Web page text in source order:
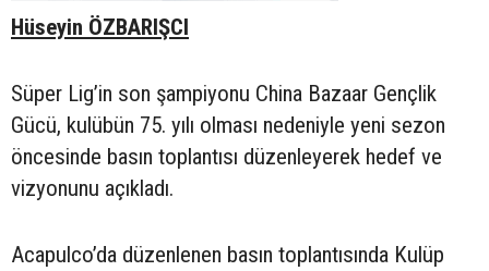
Hüseyin ÖZBARIŞCI
Süper Lig’in son şampiyonu China Bazaar Gençlik
Gücü, kulübün 75. yılı olması nedeniyle yeni sezon
öncesinde basın toplantısı düzenleyerek hedef ve
vizyonunu açıkladı.
Acapulco’da düzenlenen basın toplantısında Kulüp